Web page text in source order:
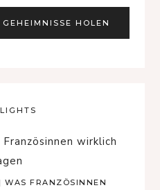
FRANZÖSINNEN